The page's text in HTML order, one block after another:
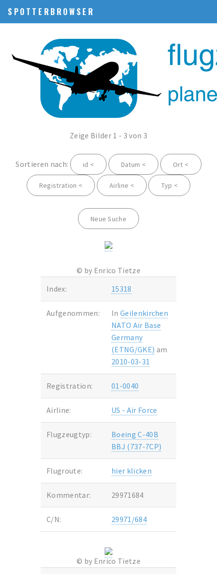
SPOTTERBROWSER
Zeige Bilder 1 - 3 von 3
Sortieren nach: id < Datum < Ort <
Registration < Airline < Typ <
Neue Suche
© by Enrico Tietze
Index:
15318
Aufgenommen: In Geilenkirchen
NATO Air Base
Germany
(ETNG/GKE) am
2010-03-31
Registration: 01-0040
Airline: US - Air Force
Flugzeugtyp:
Boeing C-40B
BBJ (737-7CP)
Flugroute: hier klicken
Kommentar: 29971684
C/N: 29971/684
© by Enrico Tietze